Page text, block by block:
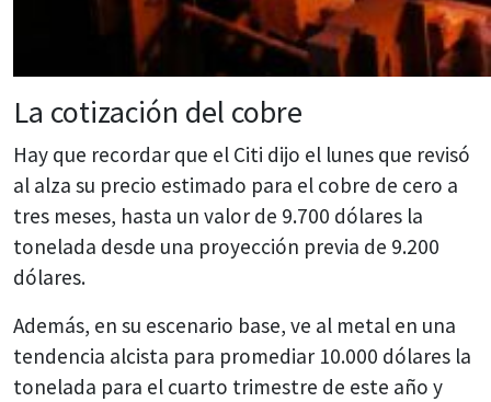
La cotización del cobre
Hay que recordar que el Citi dijo el lunes que revisó
al alza su precio estimado para el cobre de cero a
tres meses, hasta un valor de 9.700 dólares la
tonelada desde una proyección previa de 9.200
dólares.
Además, en su escenario base, ve al metal en una
tendencia alcista para promediar 10.000 dólares la
tonelada para el cuarto trimestre de este año y